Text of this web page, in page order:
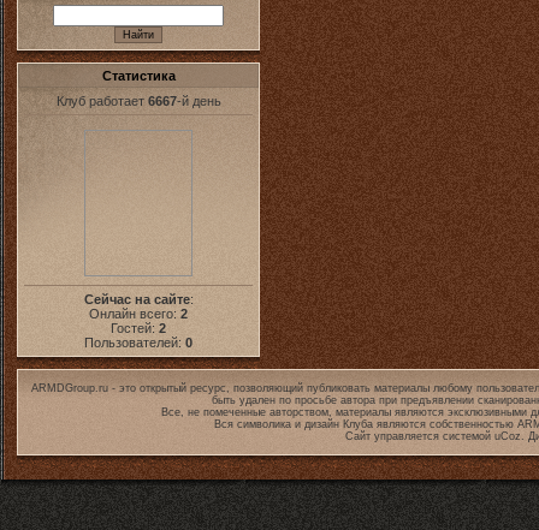
Статистика
Клуб работает 6667-й день
Сейчас на сайте:
Онлайн всего: 2
Гостей: 2
Пользователей: 0
ARMDGroup.ru - это открытый ресурс, позволяющий публиковать материалы любому
быть удален по просьбе автора при предъявлении
Все, не помеченные авторством, материалы являются эксклюзивными
Вся символика и дизайн Клуба являются собственностью
Сайт управляется системой uCoz.